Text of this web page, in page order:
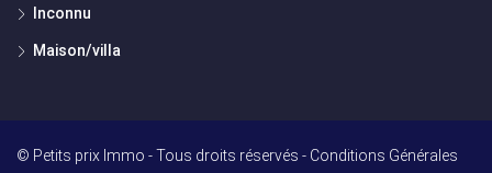
Inconnu
Maison/villa
© Petits prix Immo - Tous droits réservés - Conditions Générales